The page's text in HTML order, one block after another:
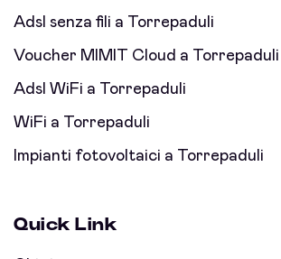
Adsl senza fili a Torrepaduli
Voucher MIMIT Cloud a Torrepaduli
Adsl WiFi a Torrepaduli
WiFi a Torrepaduli
Impianti fotovoltaici a Torrepaduli
Quick Link